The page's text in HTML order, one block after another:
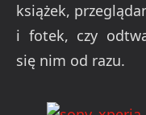
książek,
i fotek, czy
się nim od razu.